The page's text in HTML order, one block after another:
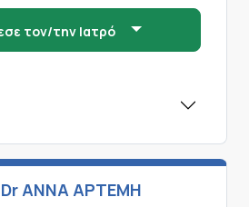
τον/την Ιατρό
Dr ΑΝΝΑ ΑΡΤΕΜΗ